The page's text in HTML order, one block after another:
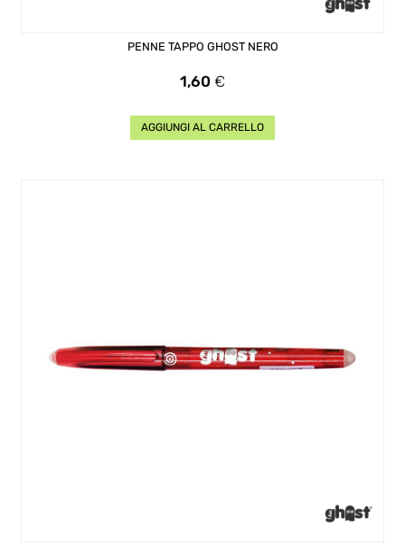
PENNE TAPPO GHOST NERO
Prezzo
1,60 €
AGGIUNGI AL CARRELLO